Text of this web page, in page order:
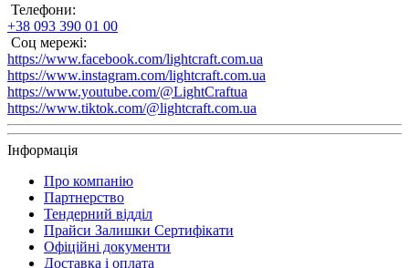
Телефони:
+38 093 390 01 00
Соц мережі:
https://www.facebook.com/lightcraft.com.ua
https://www.instagram.com/lightcraft.com.ua
https://www.youtube.com/@LightCraftua
https://www.tiktok.com/@lightcraft.com.ua
Інформація
Про компанію
Партнерство
Тендерний відділ
Прайси Залишки Сертифікати
Офіційні документи
Доставка і оплата